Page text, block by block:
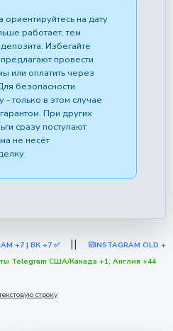
на дату
работает, тем
Избегайте
провести
или оплатить через
безопасности
- только в этом случае
При других
сразу поступают
не несёт
+7 | ВК +7 ✅ ||
☑️INSTAGRAM OLD +
Telegram США/Канада +1, Англия +44
строку